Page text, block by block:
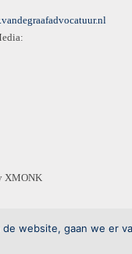
XMONK
website, gaan we er